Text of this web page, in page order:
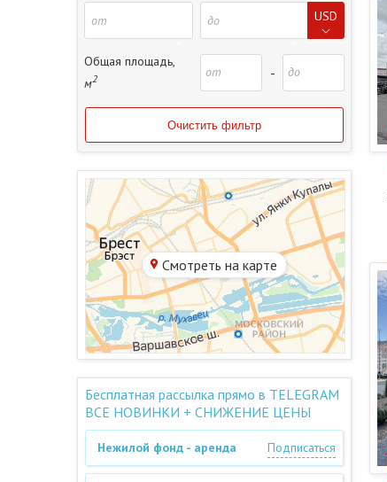
USD
Общая площадь,
м2 -
Смотреть на карте
Бесплатная рассылка прямо в TELEGRAM
ВСЕ НОВИНКИ + СНИЖЕНИЕ ЦЕНЫ
Нежилой фонд - аренда Подписаться